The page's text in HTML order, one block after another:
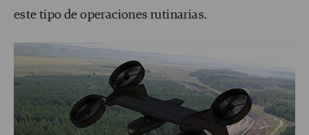
este tipo de operaciones rutinarias.